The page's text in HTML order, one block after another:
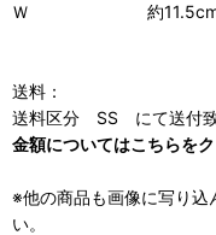
Ｗ 約
送料：
送料区分 SS にて送付致
金額についてはこちらをク
※他の商品も画像に写り込
い。